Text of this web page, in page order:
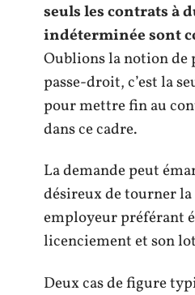
seuls les contrats à
indéterminée sont
Oublions la notion de
passe-droit, c’est la
pour mettre fin au
dans ce cadre.
La demande peut
désireux de tourner la
employeur préférant
licenciement et son
Deux cas de figure